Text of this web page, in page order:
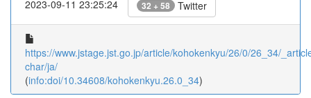
2023-09-11 23:25:24 32 + 58 Twitter
https://www.jstage.jst.go.jp/article/kohokenkyu/26/0/26_34/
char/ja/
(info:doi/10.34608/kohokenkyu.26.0_34)